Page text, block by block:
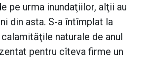
pe urma inundaţiilor, alţii au
din asta. S-a întîmplat la
naturale de anul
pentru cîteva firme un